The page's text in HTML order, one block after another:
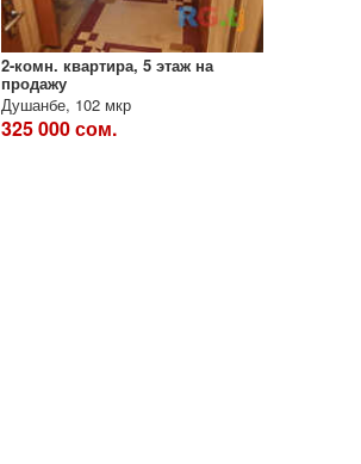
2-комн. квартира, 5 этаж на
продажу
Душанбе, 102 мкр
325 000 сом.